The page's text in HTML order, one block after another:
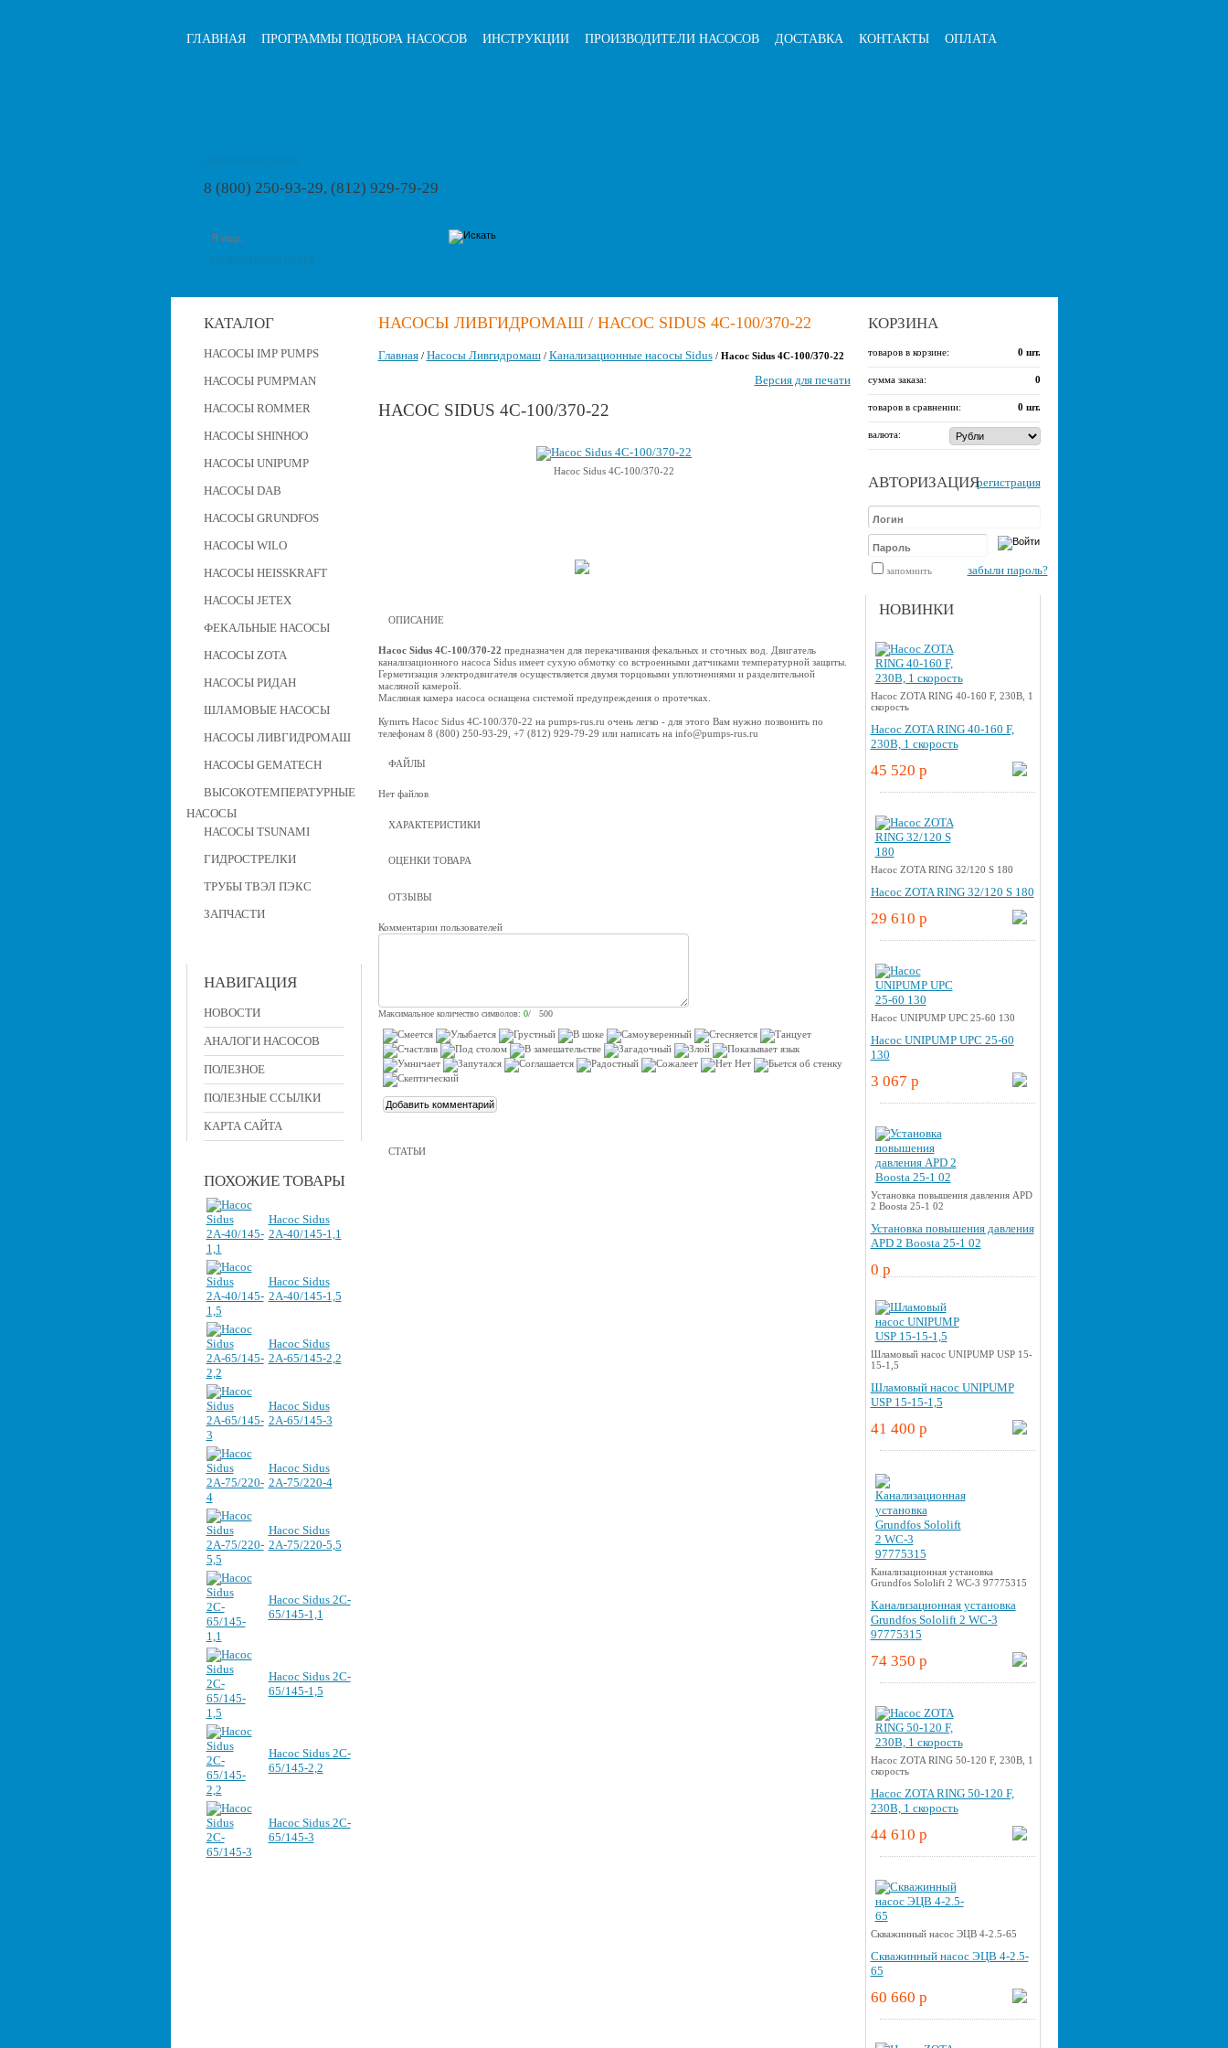
ГЛАВНАЯ ПРОГРАММЫ ПОДБОРА НАСОСОВ ИНСТРУКЦИИ ПРОИЗВОДИТЕЛИ НАСОСОВ ДОСТАВКА КОНТАКТЫ ОПЛАТА
8 (800) 250-93-29, (812) 929-79-29
КАТАЛОГ
НАСОСЫ IMP PUMPS
НАСОСЫ PUMPMAN
НАСОСЫ ROMMER
НАСОСЫ SHINHOO
НАСОСЫ UNIPUMP
НАСОСЫ DAB
НАСОСЫ GRUNDFOS
НАСОСЫ WILO
НАСОСЫ HEISSKRAFT
НАСОСЫ JETEX
ФЕКАЛЬНЫЕ НАСОСЫ
НАСОСЫ ZOTA
НАСОСЫ РИДАН
ШЛАМОВЫЕ НАСОСЫ
НАСОСЫ ЛИВГИДРОМАШ
НАСОСЫ GEMATECH
ВЫСОКОТЕМПЕРАТУРНЫЕ
НАСОСЫ
НАСОСЫ TSUNAMI
ГИДРОСТРЕЛКИ
ТРУБЫ ТВЭЛ ПЭКС
ЗАПЧАСТИ
НАВИГАЦИЯ
НОВОСТИ
АНАЛОГИ НАСОСОВ
ПОЛЕЗНОЕ
ПОЛЕЗНЫЕ ССЫЛКИ
КАРТА САЙТА
ПОХОЖИЕ ТОВАРЫ
Насос Sidus
2А-40/145-1,1
Насос Sidus
2А-40/145-1,5
Насос Sidus
2А-65/145-2,2
Насос Sidus
2А-65/145-3
Насос Sidus
2А-75/220-4
Насос Sidus
2А-75/220-5,5
Насос Sidus 2C-
65/145-1,1
Насос Sidus 2C-
65/145-1,5
Насос Sidus 2C-
65/145-2,2
Насос Sidus 2C-
65/145-3
КОРЗИНА
товаров в корзине: 0 шт.
сумма заказа: 0
товаров в сравнении: 0 шт.
валюта:
АВТОРИЗАЦИЯрегистрация
запомнить забыли пароль?
НОВИНКИ
Насос ZOTA RING 40-160 F, 230В, 1
скорость
Насос ZOTA RING 40-160 F,
230В, 1 скорость
45 520 p
Насос ZOTA RING 32/120 S 180
Насос ZOTA RING 32/120 S 180
29 610 p
Насос UNIPUMP UPС 25-60 130
Насос UNIPUMP UPС 25-60
130
3 067 p
Установка повышения давления APD
2 Boosta 25-1 02
Установка повышения давления
APD 2 Boosta 25-1 02
0 p
Шламовый насос UNIPUMP USP 15-
15-1,5
Шламовый насос UNIPUMP
USP 15-15-1,5
41 400 p
Канализационная установка
Grundfos Sololift 2 WC-3 97775315
Канализационная установка
Grundfos Sololift 2 WC-3
97775315
74 350 p
Насос ZOTA RING 50-120 F, 230В, 1
скорость
Насос ZOTA RING 50-120 F,
230В, 1 скорость
44 610 p
Скважинный насос ЭЦВ 4-2.5-65
Скважинный насос ЭЦВ 4-2.5-
65
60 660 p
НАСОСЫ ЛИВГИДРОМАШ / НАСОС SIDUS 4С-100/370-22
Главная/ Насосы Ливгидромаш/ Канализационные насосы Sidus/ Насос Sidus 4С-100/370-22
Версия для печати
НАСОС SIDUS 4С-100/370-22
Насос Sidus 4С-100/370-22
ОПИСАНИЕ
Насос Sidus 4С-100/370-22 предназначен для перекачивания фекальных и сточных вод. Двигатель
канализационного насоса Sidus имеет сухую обмотку со встроенными датчиками температурной защиты.
Герметизация электродвигателя осуществляется двумя торцовыми уплотнениями и разделительной
масляной камерой.
Масляная камера насоса оснащена системой предупреждения о протечках.
Купить Насос Sidus 4С-100/370-22 на pumps-rus.ru очень легко - для этого Вам нужно позвонить по
телефонам 8 (800) 250-93-29, +7 (812) 929-79-29 или написать на info@pumps-rus.ru
ФАЙЛЫ
Нет файлов
ХАРАКТЕРИСТИКИ
ОЦЕНКИ ТОВАРА
ОТЗЫВЫ
Комментарии пользователей
Максимальное количество символов: 0/ 500
СТАТЬИ